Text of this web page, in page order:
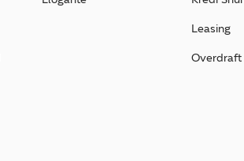
Leasing
Overdraft